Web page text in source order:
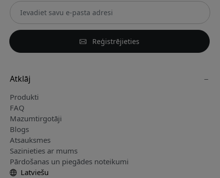
Reģistrējieties
Atklāj
Produkti
FAQ
Mazumtirgotāji
Blogs
Atsauksmes
Sazinieties ar mums
Pārdošanas un piegādes noteikumi
Latviešu